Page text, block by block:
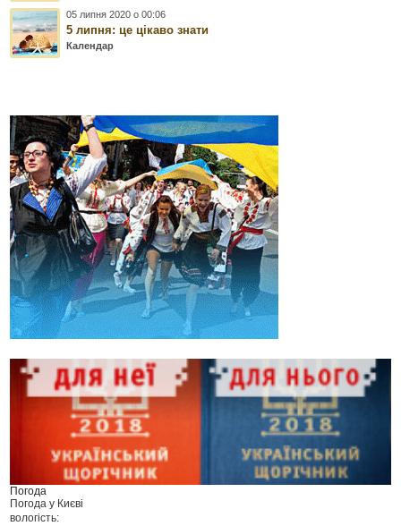
05 липня 2020 о 00:06
5 липня: це цікаво знати
Календар
Погода
Погода у Києві
вологість: